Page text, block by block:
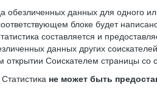
обезличенных данных для одного
блоке будет
составляется и
данных других
Соискателем страницы со
не может быть